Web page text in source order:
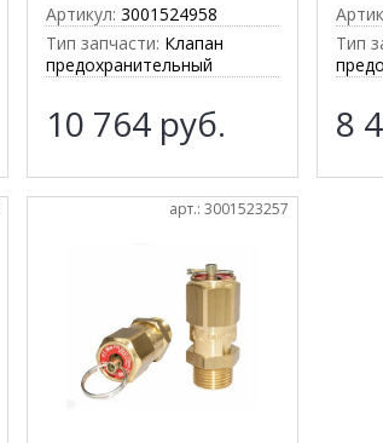
Артикул: 3001524958
Тип запчасти: Клапан
предохранительный
10 764 руб.
Тип
8
арт.: 3001523257